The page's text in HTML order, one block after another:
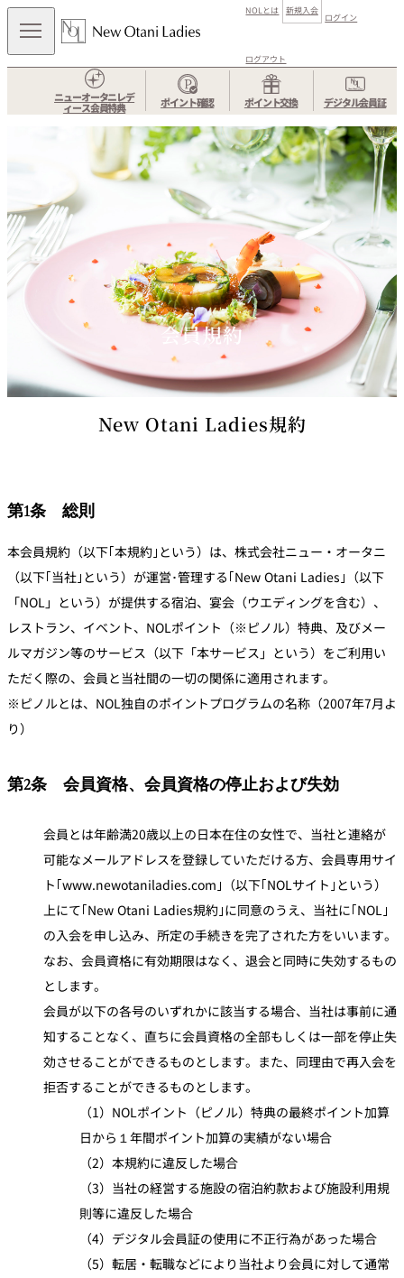
NOLとは 新規入会
ログイン
ログアウト
ニューオータニレデ
ィース会員特典 ポイント確認 ポイント交換 デジタル会員証
会員規約
New Otani Ladies規約
第1条 総則
本会員規約（以下｢本規約｣という）は、株式会社ニュー・オータニ
（以下｢当社｣という）が運営･管理する｢New Otani Ladies｣（以下
「NOL」という）が提供する宿泊、宴会（ウエディングを含む）、
レストラン、イベント、NOLポイント（※ピノル）特典、及びメー
ルマガジン等のサービス（以下「本サービス」という）をご利用い
ただく際の、会員と当社間の一切の関係に適用されます。
※ピノルとは、NOL独自のポイントプログラムの名称（2007年7月よ
り）
第2条 会員資格、会員資格の停止および失効
会員とは年齢満20歳以上の日本在住の女性で、当社と連絡が
可能なメールアドレスを登録していただける方、会員専用サイ
ト｢www.newotaniladies.com｣（以下｢NOLサイト｣という）
上にて｢New Otani Ladies規約｣に同意のうえ、当社に｢NOL｣
の入会を申し込み、所定の手続きを完了された方をいいます。
なお、会員資格に有効期限はなく、退会と同時に失効するもの
とします。
会員が以下の各号のいずれかに該当する場合、当社は事前に通
知することなく、直ちに会員資格の全部もしくは一部を停止失
効させることができるものとします。また、同理由で再入会を
拒否することができるものとします。
（1）NOLポイント（ピノル）特典の最終ポイント加算
日から１年間ポイント加算の実績がない場合
（2）本規約に違反した場合
（3）当社の経営する施設の宿泊約款および施設利用規
則等に違反した場合
（4）デジタル会員証の使用に不正行為があった場合
（5）転居・転職などにより当社より会員に対して通常